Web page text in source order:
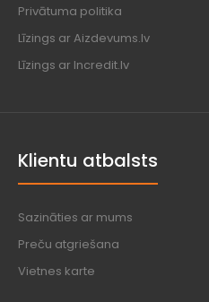
Privātuma politika
Līzings ar Aizdevums.lv
Līzings ar Incredit.lv
Klientu atbalsts
Sazināties ar mums
Preču atgriešana
Vietnes karte